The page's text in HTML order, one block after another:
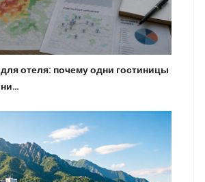
отеля: почему одни гостиницы